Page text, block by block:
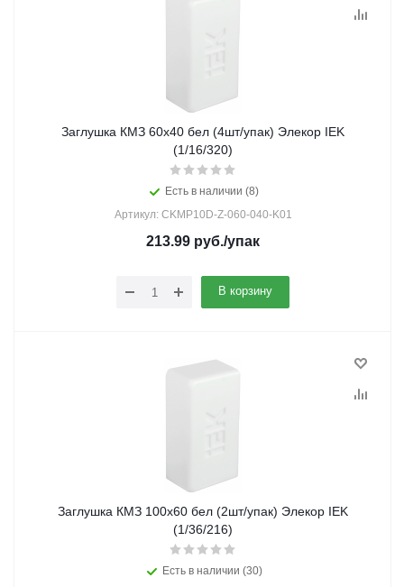
Заглушка КМЗ 60х40 бел (4шт/упак) Элекор IEK
(1/16/320)
Есть в наличии (8)
Артикул: CKMP10D-Z-060-040-K01
213.99 руб./упак
В корзину
Заглушка КМЗ 100х60 бел (2шт/упак) Элекор IEK
(1/36/216)
Есть в наличии (30)